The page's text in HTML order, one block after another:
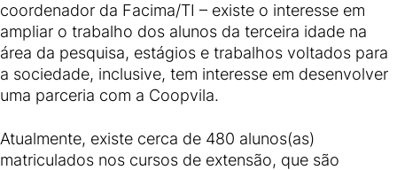
coordenador da Facima/TI – existe o interesse em
ampliar o trabalho dos alunos da terceira idade na
área da pesquisa, estágios e trabalhos voltados para
a sociedade, inclusive, tem interesse em desenvolver
uma parceria com a Coopvila.
Atualmente, existe cerca de 480 alunos(as)
matriculados nos cursos de extensão, que são